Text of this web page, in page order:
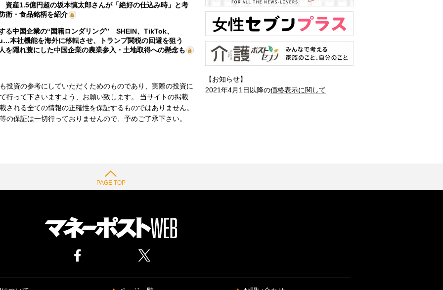
産1.5億円超の坂本慎太郎さんが「絶好の仕込み時」と考
衛・食品銘柄を紹介
る中国企業の“国籍ロンダリング” SHEIN、TikTok、
本社機能を海外に移転させ、トランプ関税の回避を狙う
を隠れ蓑にした中国企業の農業参入・土地取得への懸念も
投資の参考にしていただくためのものであり、実際の投資に
行って下さいますよう、お願い致します。 当サイトの掲載
される全ての情報の正確性を保証するものではありません。
の保証は一切行っておりませんので、予めご了承下さい。
【お知らせ】
2021年4月1日以降の価格表示に関して
PAGE TOP